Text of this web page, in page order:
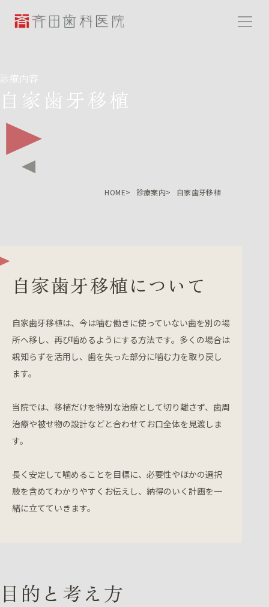
斉田歯科医院
診療内容
自家歯牙移植
HOME 診療案内 自家歯牙移植
自家歯牙移植について
自家歯牙移植は、今は噛む働きに使っていない歯を別の場
所へ移し、再び噛めるようにする方法です。多くの場合は
親知らずを活用し、歯を失った部分に噛む力を取り戻し
ます。
当院では、移植だけを特別な治療として切り離さず、歯周
治療や被せ物の設計などと合わせてお口全体を見渡しま
す。
長く安定して噛めることを目標に、必要性やほかの選択
肢を含めてわかりやすくお伝えし、納得のいく計画を一
緒に立てていきます。
目的と考え方